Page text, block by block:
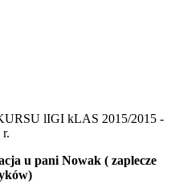
lIGI kLAS 2015/2015 -
u pani Nowak ( zaplecze